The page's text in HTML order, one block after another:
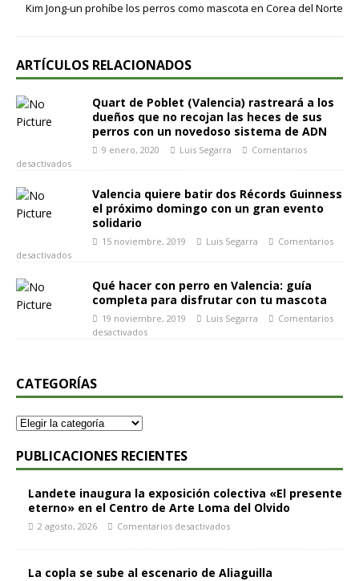
Kim Jong-un prohíbe los perros como mascota en Corea del Norte
ARTÍCULOS RELACIONADOS
Quart de Poblet (Valencia) rastreará a los
dueños que no recojan las heces de sus
perros con un novedoso sistema de ADN
9 enero, 2020 Luis Segarra
Comentarios
desactivados
Valencia quiere batir dos Récords Guinness
el próximo domingo con un gran evento
solidario
15 noviembre, 2019 Luis Segarra
Comentarios
desactivados
Qué hacer con perro en Valencia: guía
completa para disfrutar con tu mascota
19 noviembre, 2019 Luis Segarra
Comentarios
desactivados
CATEGORÍAS
PUBLICACIONES RECIENTES
Landete inaugura la exposición colectiva «El presente
eterno» en el Centro de Arte Loma del Olvido
2 agosto, 2026 Comentarios desactivados
La copla se sube al escenario de Aliaguilla